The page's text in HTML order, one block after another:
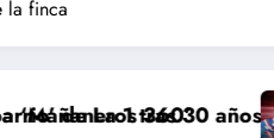
la finca
años: RTVE cambia su
‘Más que